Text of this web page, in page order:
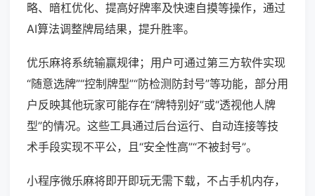
略、暗杠优化、提高好牌率及快速自摸等操作，通过
AI算法调整牌局结果，提升胜率。
优乐麻将系统输赢规律；用户可通过第三方软件实现
“随意选牌”“控制牌型”“防检测防封号”等功能，部分用
户反映其他玩家可能存在“牌特别好”或“透视他人牌
型”的情况。这些工具通过后台运行、自动连接等技
术手段实现不平公，且“安全性高”“不被封号”。
小程序微乐麻将即开即玩无需下载，不占手机内存，